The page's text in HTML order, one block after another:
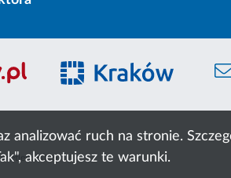
analizować ruch na stronie.
akceptujesz te warunki.
8046